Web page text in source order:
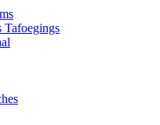
Tafoegings